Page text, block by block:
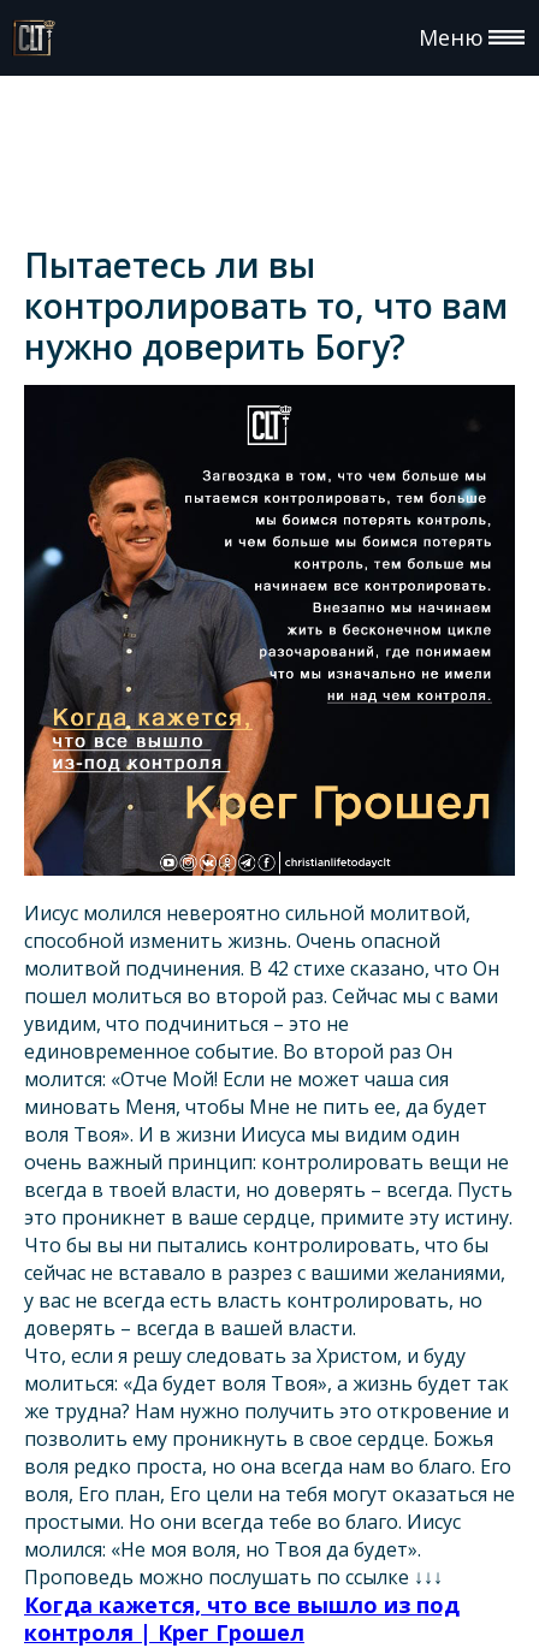
Меню
Пытаетесь ли вы
контролировать то, что вам
нужно доверить Богу?
Иисус молился невероятно сильной молитвой,
способной изменить жизнь. Очень опасной
молитвой подчинения. В 42 стихе сказано, что Он
пошел молиться во второй раз. Сейчас мы с вами
увидим, что подчиниться – это не
единовременное событие. Во второй раз Он
молится: «Отче Мой! Если не может чаша сия
миновать Меня, чтобы Мне не пить ее, да будет
воля Твоя». И в жизни Иисуса мы видим один
очень важный принцип: контролировать вещи не
всегда в твоей власти, но доверять – всегда. Пусть
это проникнет в ваше сердце, примите эту истину.
Что бы вы ни пытались контролировать, что бы
сейчас не вставало в разрез с вашими желаниями,
у вас не всегда есть власть контролировать, но
доверять – всегда в вашей власти.
Что, если я решу следовать за Христом, и буду
молиться: «Да будет воля Твоя», а жизнь будет так
же трудна? Нам нужно получить это откровение и
позволить ему проникнуть в свое сердце. Божья
воля редко проста, но она всегда нам во благо. Его
воля, Его план, Его цели на тебя могут оказаться не
простыми. Но они всегда тебе во благо. Иисус
молился: «Не моя воля, но Твоя да будет».
Проповедь можно послушать по ссылке ↓↓↓
Когда кажется, что все вышло из под
контроля | Крег Грошел